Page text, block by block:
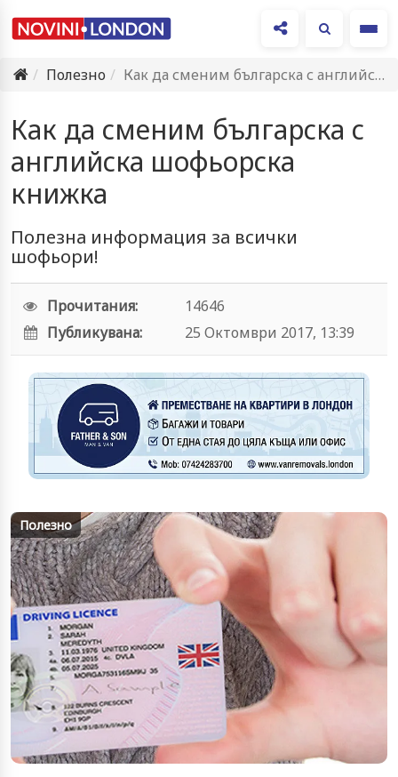
Полезно
Как да сменим българска с английска шофьорска книжка
Как да сменим българска с
английска шофьорска
книжка
Полезна информация за всички
шофьори!
Прочитания:
14646
Публикувана:
25 Октомври 2017, 13:39
Полезно